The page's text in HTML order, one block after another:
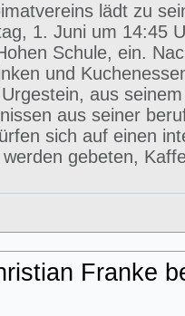
lädt zu
1. Juni um 14:45
Schule, ein.
und
aus
aus seiner
sich auf einen
gebeten,
Franke